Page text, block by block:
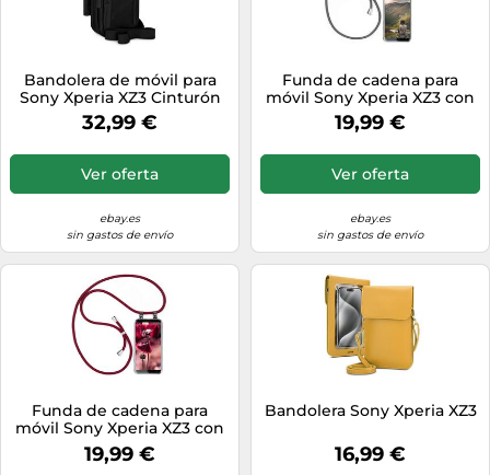
Bandolera de móvil para
Sony Xperia XZ3 Cinturón
Funda Carcasa Correa
Funda M...
32,99 €
Ver oferta
ebay.es
sin gastos de envío
Funda de cadena para
móvil Sony Xperia XZ3 con
cinta Funda de cadena
Cordón...
19,99 €
Ver oferta
ebay.es
sin gastos de envío
Funda de cadena para
móvil Sony Xperia XZ3 con
cinta Funda de cadena
Cordón...
19,99 €
Bandolera Sony Xperia XZ3
16,99 €